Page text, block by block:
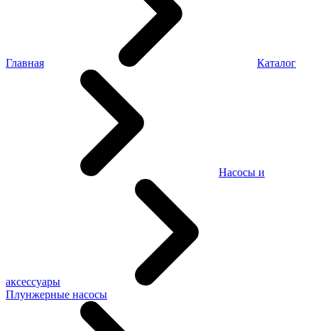
Главная Каталог
Насосы и
аксессуары
Плунжерные насосы